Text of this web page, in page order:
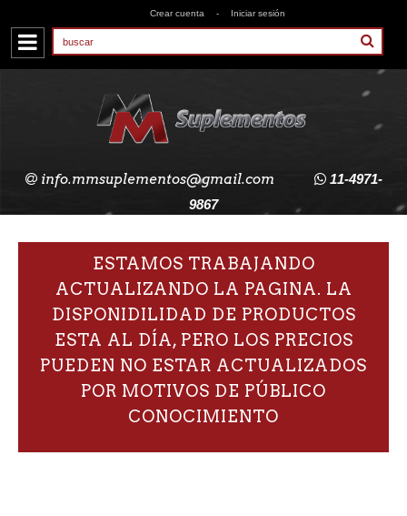
Crear cuenta - Iniciar sesión
info.mmsuplementos@gmail.com
11-4971-
9867
ESTAMOS TRABAJANDO
ACTUALIZANDO LA PAGINA. LA
DISPONIDILIDAD DE PRODUCTOS
ESTA AL DÍA, PERO LOS PRECIOS
PUEDEN NO ESTAR ACTUALIZADOS
POR MOTIVOS DE PÚBLICO
CONOCIMIENTO